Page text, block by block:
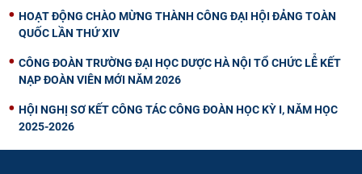
HOẠT ĐỘNG CHÀO MỪNG THÀNH CÔNG ĐẠI HỘI ĐẢNG TOÀN
QUỐC LẦN THỨ XIV
CÔNG ĐOÀN TRƯỜNG ĐẠI HỌC DƯỢC HÀ NỘI TỔ CHỨC LỄ KẾT
NẠP ĐOÀN VIÊN MỚI NĂM 2026
HỘI NGHỊ SƠ KẾT CÔNG TÁC CÔNG ĐOÀN HỌC KỲ I, NĂM HỌC
2025-2026